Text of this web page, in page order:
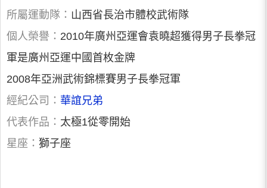
所屬運動隊： 山西省長治市體校武術隊
個人榮譽： 2010年廣州亞運會袁曉超獲得男子長拳冠
軍是廣州亞運中國首枚金牌
2008年亞洲武術錦標賽男子長拳冠軍
經紀公司： 華誼兄弟
代表作品： 太極1從零開始
星座： 獅子座